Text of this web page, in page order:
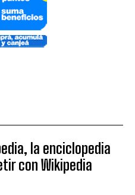
la enciclopedia
con Wikipedia